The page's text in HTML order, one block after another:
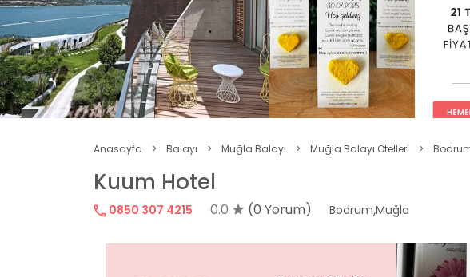
Anasayfa > Balayı > Muğla Balayı > Muğla Balayı Otelleri >
Kuum Hotel
0850 307 4215 0.0 (0 Yorum) Bodrum,Muğla